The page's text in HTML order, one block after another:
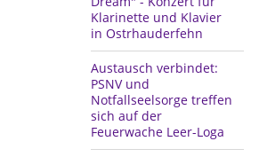
Klarinette und Klavier
in Ostrhauderfehn
Austausch verbindet:
PSNV und
Notfallseelsorge treffen
sich auf der
Feuerwache Leer-Loga